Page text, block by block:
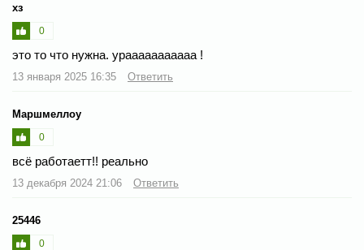
хз
0
это то что нужна. урааааааааааа !
13 января 2025 16:35 Ответить
Маршмеллоу
0
всё работаетт!! реально
13 декабря 2024 21:06 Ответить
25446
0